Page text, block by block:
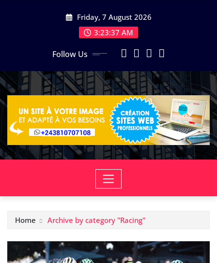
Friday, 7 August 2026
3:23:37 AM
Follow Us
Home Archive by category "Racing"